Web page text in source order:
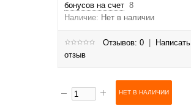
бонусов на счет 8
Наличие: Нет в наличии
Отзывов: 0
Написать
отзыв